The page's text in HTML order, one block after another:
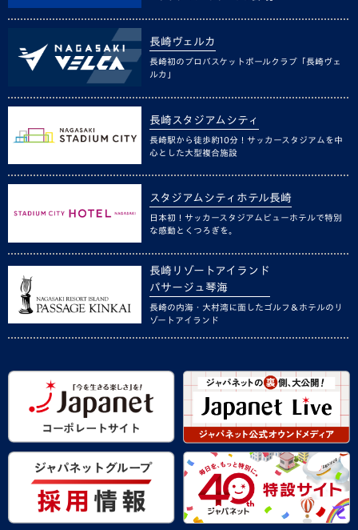
長崎ヴェルカ
長崎初のプロバスケットボールクラブ「長崎ヴェ
ルカ」
長崎スタジアムシティ
長崎駅から徒歩約10分！サッカースタジアムを中
心とした大型複合施設
スタジアムシティホテル長崎
日本初！サッカースタジアムビューホテルで特別
な感動とくつろぎを。
長崎リゾートアイランド
パサージュ琴海
長崎の内海・大村湾に面したゴルフ＆ホテルのリ
ゾートアイランド